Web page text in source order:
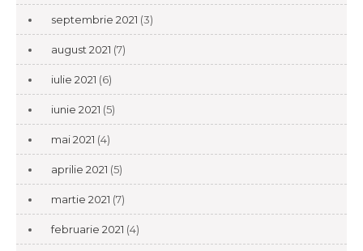
septembrie 2021 (3)
august 2021 (7)
iulie 2021 (6)
iunie 2021 (5)
mai 2021 (4)
aprilie 2021 (5)
martie 2021 (7)
februarie 2021 (4)